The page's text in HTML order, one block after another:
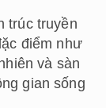
​​trúc truyền
điểm như
và sàn
gian sống